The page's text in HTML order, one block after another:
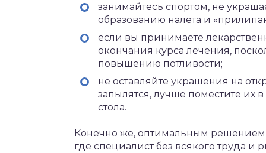
занимайтесь спортом, не
образованию налета и
если вы принимаете
окончания курса лечения,
повышению потливости;
не оставляйте украшения на
запылятся, лучше поместите их
стола.
Конечно же, оптимальным
где специалист без всякого труда и